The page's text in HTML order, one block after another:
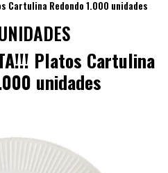
Cartulina Redondo 1.000 unidades
Platos Cartulina
unidades